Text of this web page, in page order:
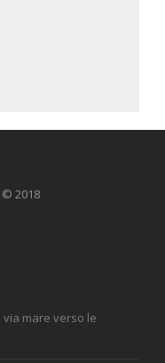
© 2018
mare verso le